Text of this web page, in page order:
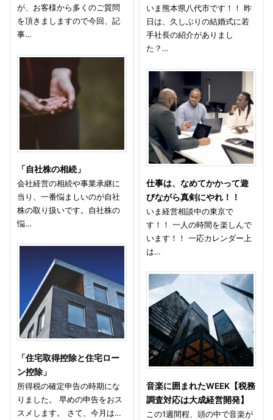
が、お客様から多くのご質問
を頂きましますので今回、記
事…
「自社株の相続」
会社経営の相続や事業承継に
当り、一番悩ましいのが自社
株の取り扱いです。自社株の
悩…
「住宅取得控除と住宅ロー
ン控除」
所得税の確定申告の時期にな
りました。 早めの申告をおス
スメします。 さて、今月は…
いま熊本県八代市です！！ 昨
日は、久しぶりの結婚式に若
手社長の紹介がありまし
た？…
仕事は、なめてかかって遊
びながら真剣にやれ！！
いま経営相談中の東京で
す！！ 一人の時間を楽しんで
います！！ 一応カレンダー上
は…
音楽に囲まれたWEEK【税務
調査対応は大成経営開発】
この1週間程、頭の中で音楽が